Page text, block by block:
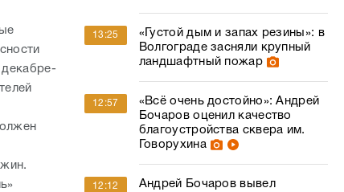
декабре-
13:25
«Густой дым и запах резины»: в
Волгограде засняли крупный
ландшафтный пожар
12:57
«Всё очень достойно»: Андрей
Бочаров оценил качество
благоустройства сквера им.
Говорухина
12:12
Андрей Бочаров вывел